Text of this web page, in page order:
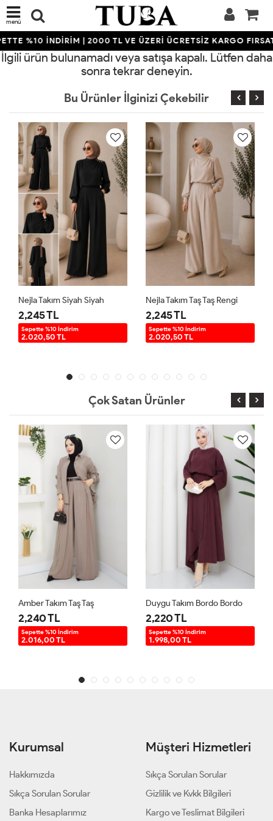
menü
%10 İNDİRİM | 2000 TL VE ÜZERİ ÜCRETSİZ KARGO
İlgili ürün bulunamadı veya satışa kapalı. Lütfen daha
sonra tekrar deneyin.
Bu Ürünler İlginizi Çekebilir
Siyah Siyah
İndirim
Nejla Takım Taş Taş Rengi
Sepette %10 İndirim
Çok Satan Ürünler
Amber Takım Taş Taş
2,240 TL
Sepette %10 İndirim
2.016,00 TL
Duygu Takım Bordo Bordo
2,220 TL
Sepette %10 İndirim
1.998,00 TL
Kurumsal
Hakkımızda
Sıkça Sorulan Sorular
Banka Hesaplarımız
Müşteri Hizmetleri
Sıkça Sorulan Sorular
Gizlilik ve Kvkk Bilgileri
Kargo ve Teslimat Bilgileri